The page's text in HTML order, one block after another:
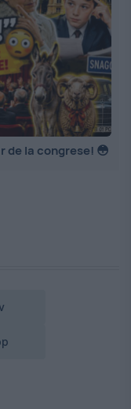
de la congrese! 😳